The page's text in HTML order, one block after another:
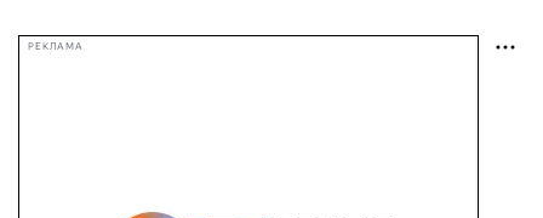
РЕКЛАМА